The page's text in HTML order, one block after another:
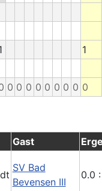
1
0 0 0 0 0 0 0 0 0
Gast
SV Bad
Bevensen III
0.0